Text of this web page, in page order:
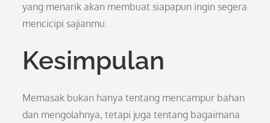
yang menarik akan membuat siapapun ingin segera
mencicipi sajianmu.
Kesimpulan
Memasak bukan hanya tentang mencampur bahan
dan mengolahnya, tetapi juga tentang bagaimana